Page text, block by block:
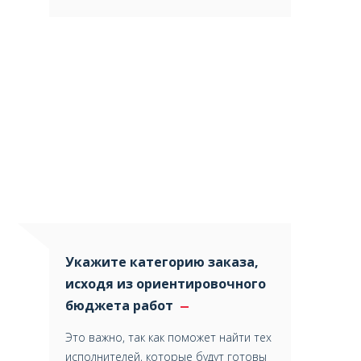
Укажите категорию заказа,
исходя из ориентировочного
бюджета работ
Это важно, так как поможет найти тех
исполнителей, которые будут готовы